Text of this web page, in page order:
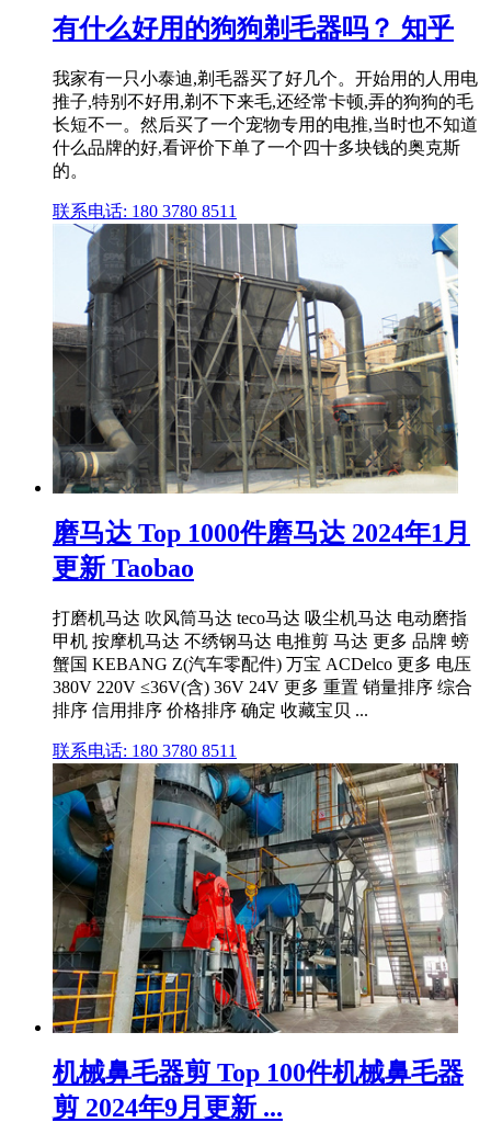
有什么好用的狗狗剃毛器吗？ 知乎
我家有一只小泰迪,剃毛器买了好几个。开始用的人用电
推子,特别不好用,剃不下来毛,还经常卡顿,弄的狗狗的毛
长短不一。然后买了一个宠物专用的电推,当时也不知道
什么品牌的好,看评价下单了一个四十多块钱的奥克斯
的。
联系电话: 180 3780 8511
磨马达 Top 1000件磨马达 2024年1月
更新 Taobao
打磨机马达 吹风筒马达 teco马达 吸尘机马达 电动磨指
甲机 按摩机马达 不绣钢马达 电推剪 马达 更多 品牌 螃
蟹国 KEBANG Z(汽车零配件) 万宝 ACDelco 更多 电压
380V 220V ≤36V(含) 36V 24V 更多 重置 销量排序 综合
排序 信用排序 价格排序 确定 收藏宝贝 ...
联系电话: 180 3780 8511
机械鼻毛器剪 Top 100件机械鼻毛器
剪 2024年9月更新 ...